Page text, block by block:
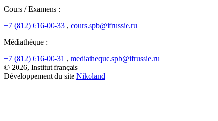
Cours / Examens :
+7 (812) 616-00-33 , cours.spb@ifrussie.ru
Médiathèque :
+7 (812) 616-00-31 , mediatheque.spb@ifrussie.ru
© 2026, Institut français
Développement du site Nikoland